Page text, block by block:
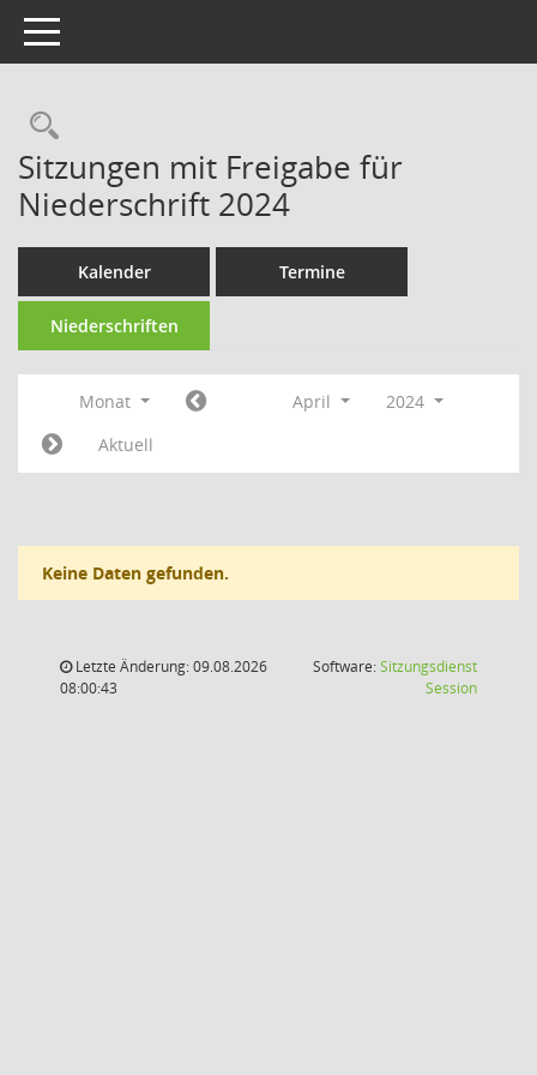
Toggle navigation
Rechercheauswahl
Sitzungen mit Freigabe für
Niederschrift 2024
Kalender Termine
Niederschriften
Monat April
2024
Aktuell
Keine Daten gefunden.
Letzte Änderung: 09.08.2026
08:00:43
Software:Sitzungsdienst
Session(Wird in